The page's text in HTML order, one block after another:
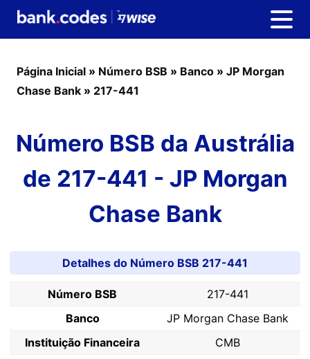
Página Inicial » Número BSB » Banco » JP Morgan
Chase Bank » 217-441
Número BSB da Austrália
de 217-441 - JP Morgan
Chase Bank
Detalhes do Número BSB 217-441
Número BSB
217-441
Banco
JP Morgan Chase Bank
Instituição Financeira
CMB